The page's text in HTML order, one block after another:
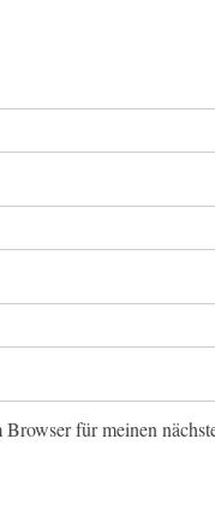
für meinen